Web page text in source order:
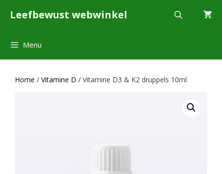
naarLeefbewust webwinkel
Menu
Home / Vitamine D / Vitamine D3 & K2 druppels 10ml